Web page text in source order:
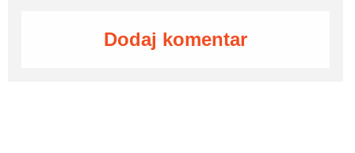
Dodaj komentar